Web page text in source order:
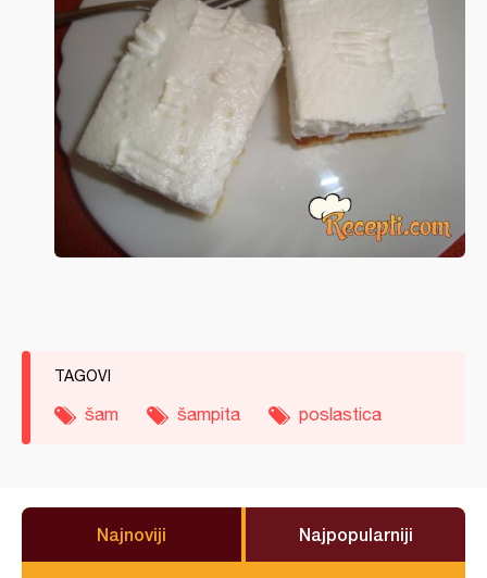
TAGOVI
šam šampita poslastica
Najnoviji Najpopularniji